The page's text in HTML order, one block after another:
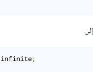
إلى
infinite;